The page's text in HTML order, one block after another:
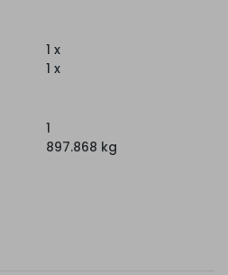
1 x
1 x
1
897.868 kg